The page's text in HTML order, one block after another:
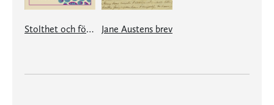
Stolthet och fördom Jane Austens brev